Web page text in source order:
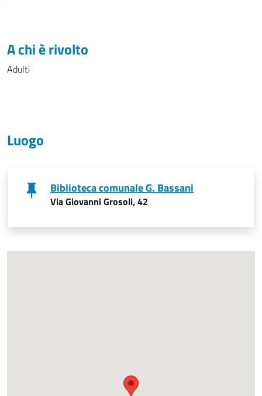
A chi è rivolto
Adulti
Luogo
Biblioteca comunale G. Bassani
Via Giovanni Grosoli, 42